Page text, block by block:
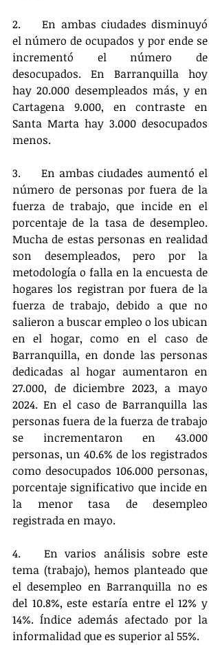
2.	En ambas ciudades disminuyó
el número de ocupados y por ende se
incrementó el número de
desocupados. En Barranquilla hoy
hay 20.000 desempleados más, y en
Cartagena 9.000, en contraste en
Santa Marta hay 3.000 desocupados
menos.
3.	En ambas ciudades aumentó el
número de personas por fuera de la
fuerza de trabajo, que incide en el
porcentaje de la tasa de desempleo.
Mucha de estas personas en realidad
son desempleados, pero por la
metodología o falla en la encuesta de
hogares los registran por fuera de la
fuerza de trabajo, debido a que no
salieron a buscar empleo o los ubican
en el hogar, como en el caso de
Barranquilla, en donde las personas
dedicadas al hogar aumentaron en
27.000, de diciembre 2023, a mayo
2024. En el caso de Barranquilla las
personas fuera de la fuerza de trabajo
se incrementaron en 43.000
personas, un 40.6% de los registrados
como desocupados 106.000 personas,
porcentaje significativo que incide en
la menor tasa de desempleo
registrada en mayo.
4.	En varios análisis sobre este
tema (trabajo), hemos planteado que
el desempleo en Barranquilla no es
del 10.8%, este estaría entre el 12% y
14%. Índice además afectado por la
informalidad que es superior al 55%.